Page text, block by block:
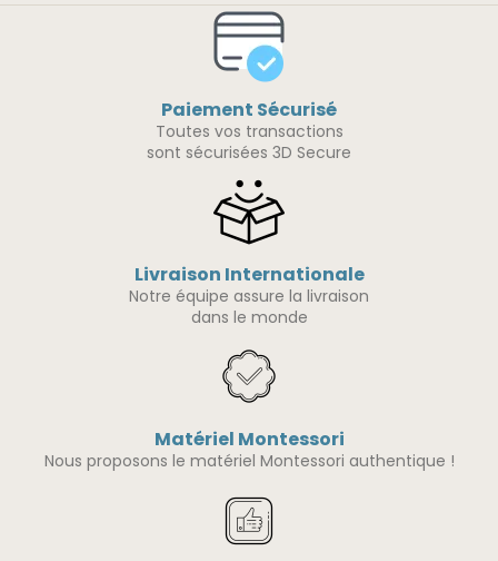
Paiement Sécurisé
Toutes vos transactions
sont sécurisées 3D Secure
Livraison Internationale
Notre équipe assure la livraison
dans le monde
Matériel Montessori
Nous proposons le matériel Montessori authentique !